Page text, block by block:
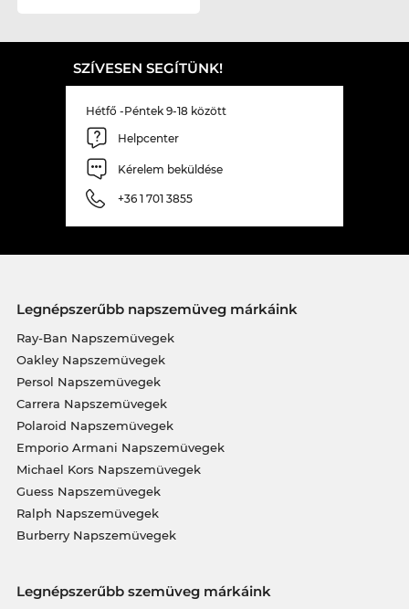
SZÍVESEN SEGÍTÜNK!
Hétfő -Péntek 9-18 között
Helpcenter
Kérelem beküldése
+36 1 701 3855
Legnépszerűbb napszemüveg márkáink
Ray-Ban Napszemüvegek
Oakley Napszemüvegek
Persol Napszemüvegek
Carrera Napszemüvegek
Polaroid Napszemüvegek
Emporio Armani Napszemüvegek
Michael Kors Napszemüvegek
Guess Napszemüvegek
Ralph Napszemüvegek
Burberry Napszemüvegek
Legnépszerűbb szemüveg márkáink